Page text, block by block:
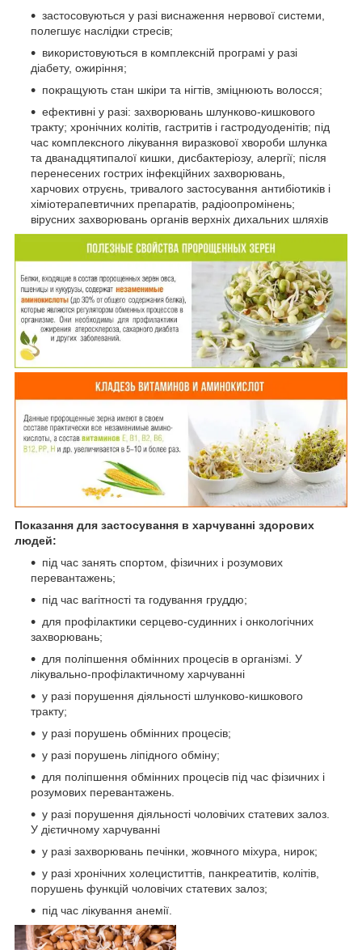
застосовуються у разі виснаження нервової системи,
полегшує наслідки стресів;
використовуються в комплексній програмі у разі
діабету, ожиріння;
покращують стан шкіри та нігтів, зміцнюють волосся;
ефективні у разі: захворювань шлунково-кишкового
тракту; хронічних колітів, гастритів і гастродуоденітів; під
час комплексного лікування виразкової хвороби шлунка
та дванадцятипалої кишки, дисбактеріозу, алергії; після
перенесених гострих інфекційних захворювань,
харчових отруєнь, тривалого застосування антибіотиків і
хіміотерапевтичних препаратів, радіоопромінень;
вірусних захворювань органів верхніх дихальних шляхів
Показання для застосування в харчуванні здорових
людей:
під час занять спортом, фізичних і розумових
перевантажень;
під час вагітності та годування груддю;
для профілактики серцево-судинних і онкологічних
захворювань;
для поліпшення обмінних процесів в організмі. У
лікувально-профілактичному харчуванні
у разі порушення діяльності шлунково-кишкового
тракту;
у разі порушень обмінних процесів;
у разі порушень ліпідного обміну;
для поліпшення обмінних процесів під час фізичних і
розумових перевантажень.
у разі порушення діяльності чоловічих статевих залоз.
У дієтичному харчуванні
у разі захворювань печінки, жовчного міхура, нирок;
у разі хронічних холециститтів, панкреатитів, колітів,
порушень функцій чоловічих статевих залоз;
під час лікування анемії.